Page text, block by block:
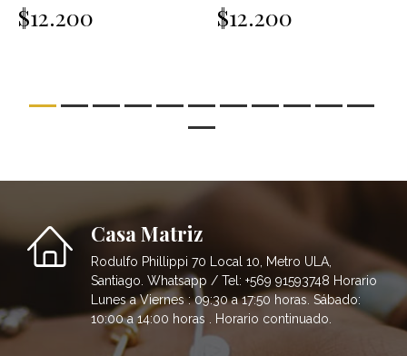
$12.200 $12.200
Casa Matriz
Rodulfo Phillippi 70 Local 10, Metro ULA,
Santiago. Whatsapp / Tel: +569 91593748 Horario
Lunes a Viernes : 09:30 a 17:50 horas. Sábado:
10:00 a 14:00 horas . Horario continuado.